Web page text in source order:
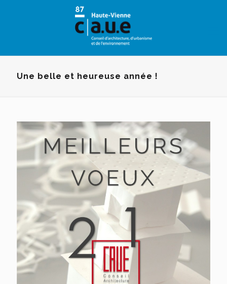
Une belle et heureuse année !
Panneau de gestion des cookies